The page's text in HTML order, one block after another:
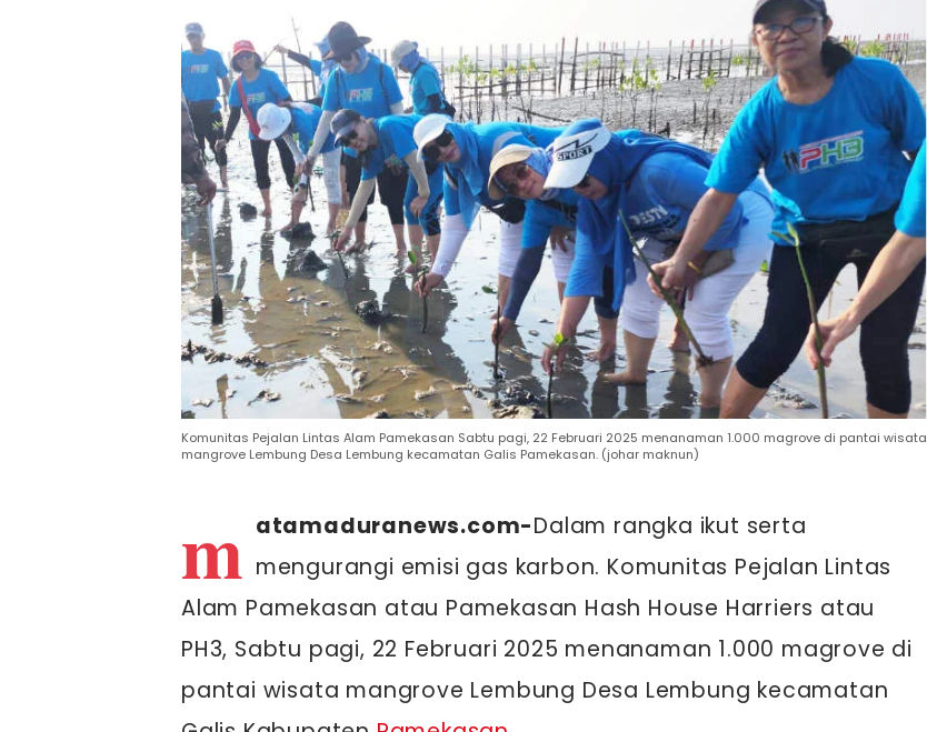
Komunitas Pejalan Lintas Alam Pamekasan Sabtu pagi, 22 Februari 2025 menanaman 1.000 magrove di pantai wisata
mangrove Lembung Desa Lembung kecamatan Galis Pamekasan. (johar maknun)
m atamaduranews.com-Dalam rangka ikut serta
mengurangi emisi gas karbon. Komunitas Pejalan Lintas
Alam Pamekasan atau Pamekasan Hash House Harriers atau
PH3, Sabtu pagi, 22 Februari 2025 menanaman 1.000 magrove di
pantai wisata mangrove Lembung Desa Lembung kecamatan